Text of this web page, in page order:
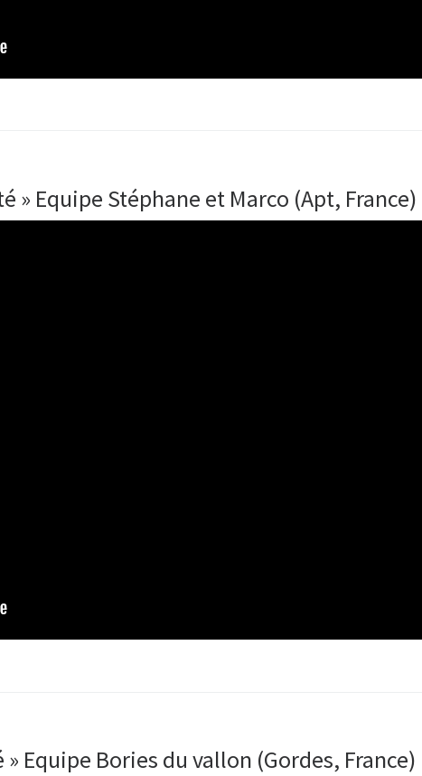
» Equipe Stéphane et Marco (Apt, France)
» Equipe Bories du vallon (Gordes, France)